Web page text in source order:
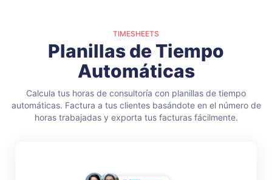
TIMESHEETS
Planillas de Tiempo
Automáticas
Calcula tus horas de consultoría con planillas de tiempo
automáticas. Factura a tus clientes basándote en el número de
horas trabajadas y exporta tus facturas fácilmente.